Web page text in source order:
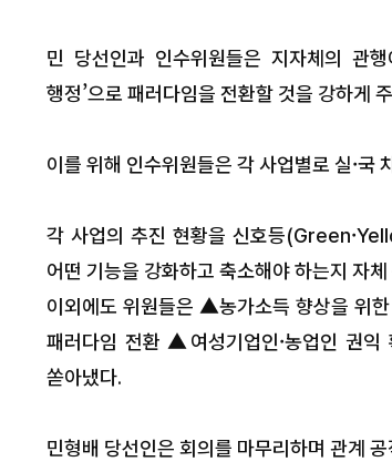
민 당선인과 인수위원들은 지자체의 관
행정’으로 패러다임을 전환할 것을 강하게
이를 위해 인수위원들은 각 사업별로 실·국
각 사업의 추진 현황을 신호등
어떤 기능을 강화하고 축소해야 하는지 자
이외에도 위원들은 ▲농가소득 향상을 위
패러다임 전환 ▲여성기업인·농업인 권
쏟아냈다.
민형배 당선인은 회의를 마무리하며 관계